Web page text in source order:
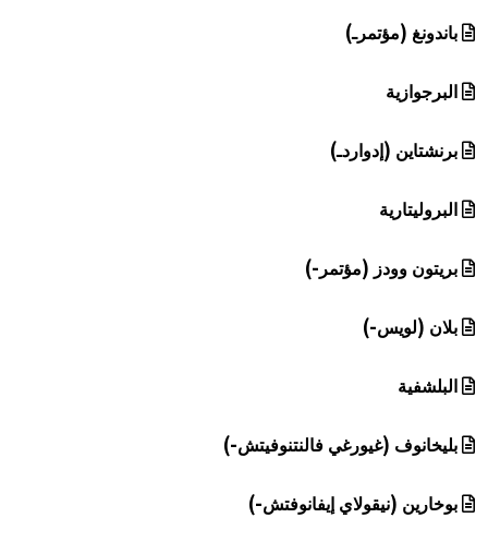
باندونغ (مؤتمرـ)
البرجوازية
برنشتاين (إدواردـ)
البروليتارية
بريتون وودز (مؤتمر-)
بلان (لويس-)
البلشفية
بليخانوف (غيورغي فالنتنوفيتش-)
بوخارين (نيقولاي إيفانوفتش-)